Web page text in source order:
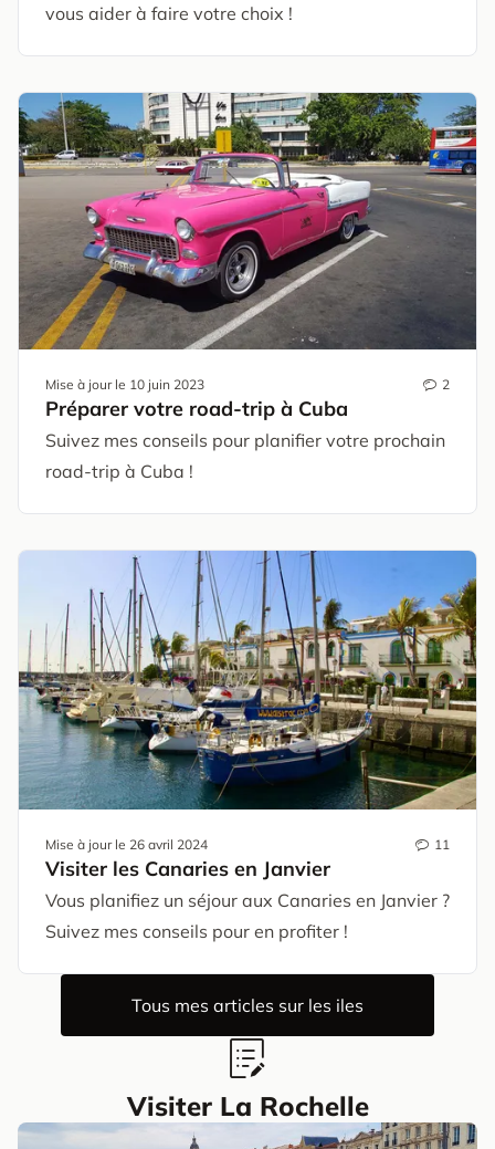
vous aider à faire votre choix !
Mise à jour le 10 juin 2023 2
Préparer votre road-trip à Cuba
Suivez mes conseils pour planifier votre prochain
road-trip à Cuba !
Mise à jour le 26 avril 2024 11
Visiter les Canaries en Janvier
Vous planifiez un séjour aux Canaries en Janvier ?
Suivez mes conseils pour en profiter !
Tous mes articles sur les iles
Visiter La Rochelle